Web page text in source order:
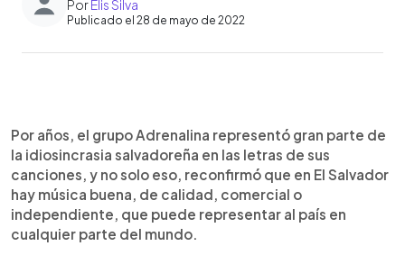
PorElis Silva
Publicado el 28 de mayo de 2022
Escuchar artículo
Por años, el grupo Adrenalina representó gran parte de
la idiosincrasia salvadoreña en las letras de sus
canciones, y no solo eso, reconfirmó que en El Salvador
hay música buena, de calidad, comercial o
independiente, que puede representar al país en
cualquier parte del mundo.